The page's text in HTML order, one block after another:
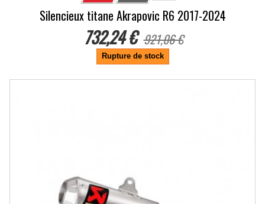
Silencieux titane Akrapovic R6 2017-2024
732,24 € 921,06 €
Rupture de stock